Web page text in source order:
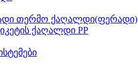
თერმო ქაღალდი(ფერადი)
ქაღალდი PP